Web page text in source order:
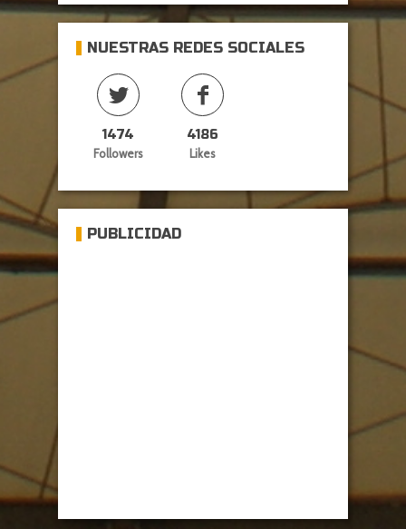
NUESTRAS REDES SOCIALES
1474
Followers
4186
Likes
PUBLICIDAD